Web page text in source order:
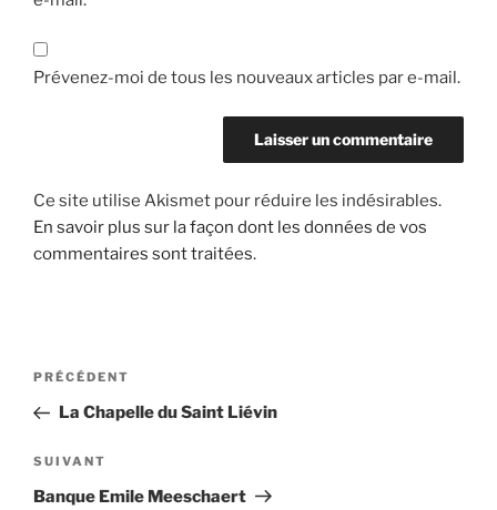
Prévenez-moi de tous les nouveaux articles par e-mail.
Ce site utilise Akismet pour réduire les indésirables.
En savoir plus sur la façon dont les données de vos
commentaires sont traitées.
Navigation
l’article
Article
précédent
PRÉCÉDENT
La Chapelle du Saint Liévin
Article
suivant
SUIVANT
Banque Emile Meeschaert